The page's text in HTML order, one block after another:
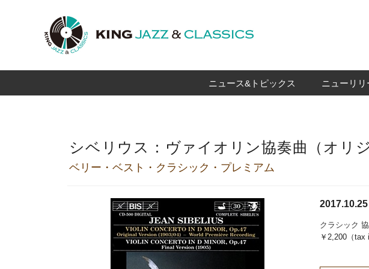
ニュース&トピックス ニューリリ
シベリウス：ヴァイオリン協奏曲（オリ
ベリー・ベスト・クラシック・プレミアム
クラシック
￥2,200（tax